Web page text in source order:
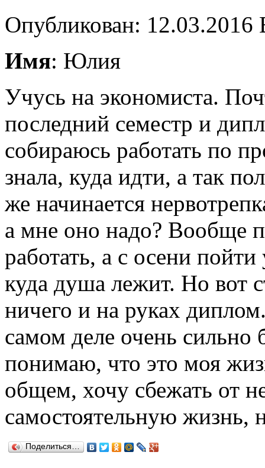
Опубликован:
Имя: Юлия
Учусь на экономиста.
последний семестр и
собираюсь работать по
знала, куда идти, а так
же начинается
а мне оно надо? Вообще
работать, а с осени
куда душа лежит. Но вот
ничего и на руках
самом деле очень
понимаю, что это моя
общем, хочу сбежать от
самостоятельную жизнь,
Поделиться…